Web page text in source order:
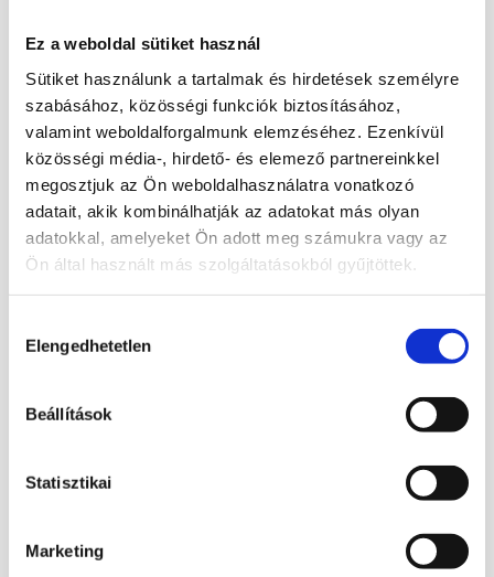
Ez a weboldal sütiket használ
Sütiket használunk a tartalmak és hirdetések személyre
szabásához, közösségi funkciók biztosításához,
valamint weboldalforgalmunk elemzéséhez. Ezenkívül
közösségi média-, hirdető- és elemező partnereinkkel
megosztjuk az Ön weboldalhasználatra vonatkozó
adatait, akik kombinálhatják az adatokat más olyan
adatokkal, amelyeket Ön adott meg számukra vagy az
Ön által használt más szolgáltatásokból gyűjtöttek.
kiválasztása
Elengedhetetlen
Beállítások
Statisztikai
Marketing
Leírás
Óceán jáspis ásványból faragott lapos
csepp forma, Madagaszkárról. Gyönyörűen
kikristályosodott részek találhatók benne.
Mérete: 17 x 10 x 1,8 cm
Instagram oldalunkon.
Érdekelhetnek még…